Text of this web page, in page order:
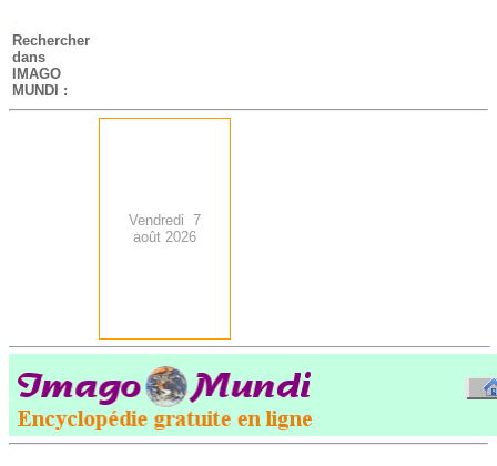
-
Rechercher
dans
IMAGO
MUNDI :
Vendredi 7
août 2026
.
-